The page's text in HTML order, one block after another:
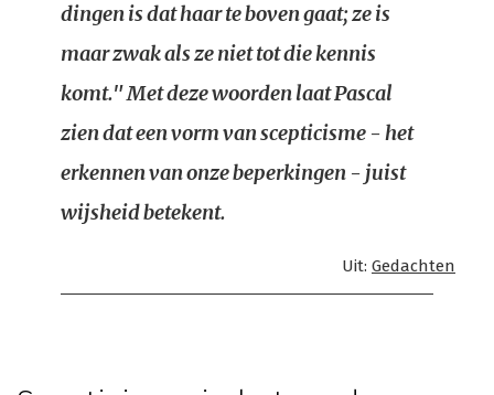
dingen is dat haar te boven gaat; ze is
maar zwak als ze niet tot die kennis
komt." Met deze woorden laat Pascal
zien dat een vorm van scepticisme - het
erkennen van onze beperkingen - juist
wijsheid betekent.
Uit: Gedachten